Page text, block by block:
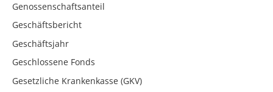
Genossenschaftsanteil
Geschäftsbericht
Geschäftsjahr
Geschlossene Fonds
Gesetzliche Krankenkasse (GKV)